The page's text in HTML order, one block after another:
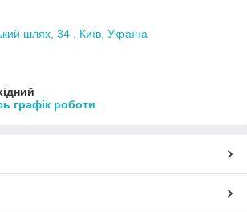
шлях, 34 , Київ, Україна
графік роботи